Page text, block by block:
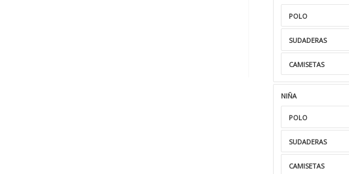
NECESERES MICKEY
MOUSE AND FRIENDS
18,00€
POLO
SUDADERAS
CAMISETAS
NIÑA
POLO
SUDADERAS
CAMISETAS